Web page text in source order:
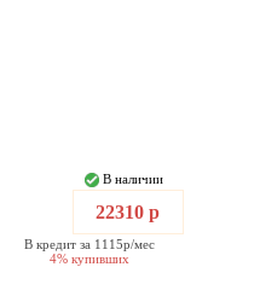
В наличии
22310 р
В кредит за 1115р/мес
4% купивших